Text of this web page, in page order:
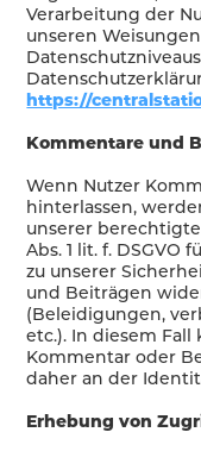
Verarbeitung der
unseren
https://
Kommentare und
Wenn Nutzer
hinterlassen,
unserer
Abs. 1 lit. f. DSGVO
zu unserer
und Beiträgen
(Beleidigungen,
etc.). In diesem
Kommentar oder
daher an der
Erhebung von